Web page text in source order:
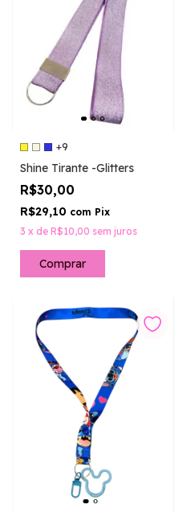
+9
Shine Tirante -Glitters
R$30,00
R$29,10 com Pix
3 x de R$10,00 sem juros
Comprar